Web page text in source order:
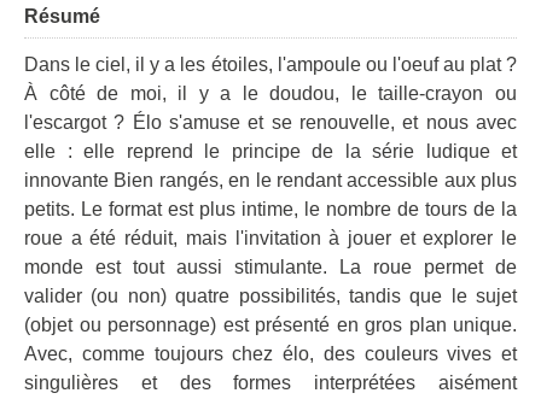
Résumé
Dans le ciel, il y a les étoiles, l'ampoule ou l'oeuf au plat ?
À côté de moi, il y a le doudou, le taille-crayon ou
l'escargot ? Élo s'amuse et se renouvelle, et nous avec
elle : elle reprend le principe de la série ludique et
innovante Bien rangés, en le rendant accessible aux plus
petits. Le format est plus intime, le nombre de tours de la
roue a été réduit, mais l'invitation à jouer et explorer le
monde est tout aussi stimulante. La roue permet de
valider (ou non) quatre possibilités, tandis que le sujet
(objet ou personnage) est présenté en gros plan unique.
Avec, comme toujours chez élo, des couleurs vives et
singulières et des formes interprétées aisément